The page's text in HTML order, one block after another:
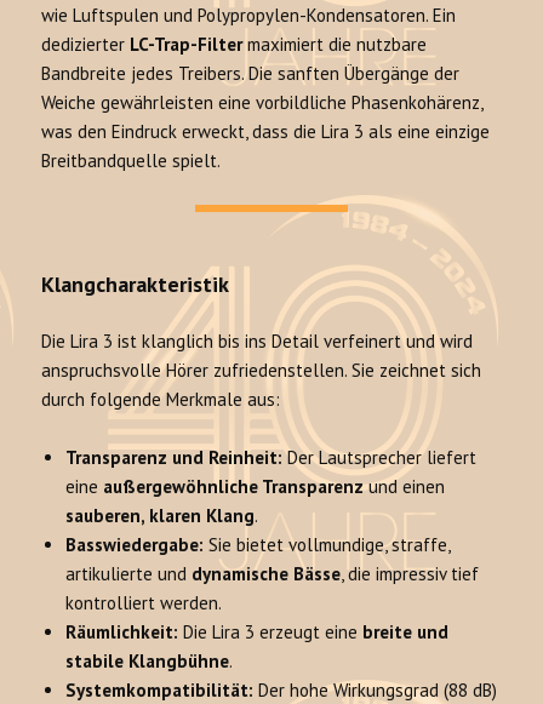
wie Luftspulen und Polypropylen-Kondensatoren. Ein
dedizierter LC-Trap-Filtermaximiert die nutzbare
Bandbreite jedes Treibers. Die sanften Übergänge der
Weiche gewährleisten eine vorbildliche Phasenkohärenz,
was den Eindruck erweckt, dass die Lira 3 als eine einzige
Breitbandquelle spielt.
Klangcharakteristik
Die Lira 3 ist klanglich bis ins Detail verfeinert und wird
anspruchsvolle Hörer zufriedenstellen. Sie zeichnet sich
durch folgende Merkmale aus:
Transparenz und Reinheit:Der Lautsprecher liefert
eine außergewöhnliche Transparenzund einen
sauberen, klaren Klang.
Basswiedergabe: Sie bietet vollmundige, straffe,
artikulierte und dynamische Bässe, die impressiv tief
kontrolliert werden.
Räumlichkeit: Die Lira 3 erzeugt eine breite und
stabile Klangbühne.
Systemkompatibilität: Der hohe Wirkungsgrad (88 dB)